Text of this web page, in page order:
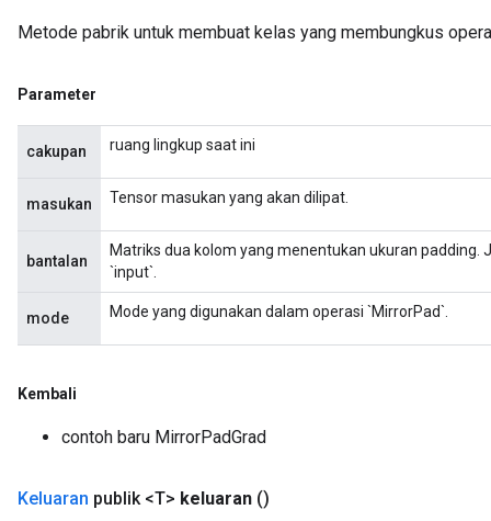
Metode pabrik untuk membuat kelas yang membungkus
Parameter
cakupan ruang lingkup saat ini
masukan Tensor masukan yang akan dilipat.
bantalan
Matriks dua kolom yang menentukan ukuran
`input`.
mode Mode yang digunakan dalam operasi `MirrorPad`.
Kembali
contoh baru MirrorPadGrad
Keluaran publik <T> keluaran ()